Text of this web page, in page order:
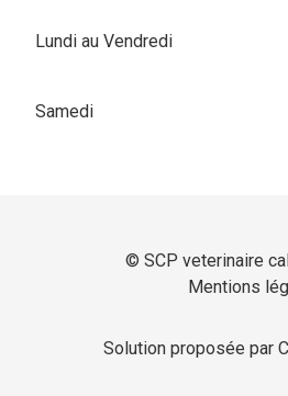
Lundi au Vendredi
Samedi
© SCP veterinaire
Mentions
Solution proposée par